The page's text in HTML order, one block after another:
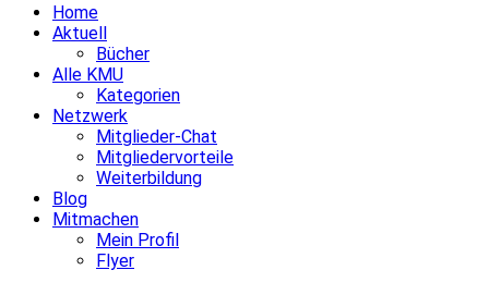
Home
Aktuell
Bücher
Alle KMU
Kategorien
Netzwerk
Mitglieder-Chat
Mitgliedervorteile
Weiterbildung
Blog
Mitmachen
Mein Profil
Flyer